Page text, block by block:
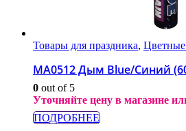
Товары для праздника,
МА0512 Дым Blue/Синий
0 out of 5
Уточняйте цену в магазине
ПОДРОБНЕЕ